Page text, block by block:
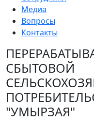
Медиа
Вопросы
Контакты
СБЫТОВОЙ
"УМЫРЗАЯ"